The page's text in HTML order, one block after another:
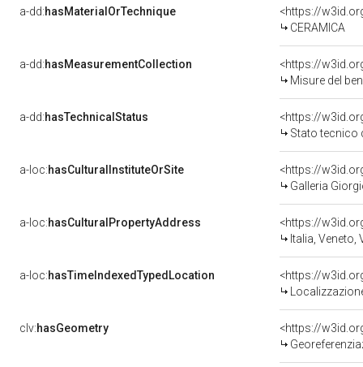
a-dd:hasMaterialOrTechnique
<https://
CERAMICA
a-dd:hasMeasurementCollection
<https://
Misure del
a-dd:hasTechnicalStatus
<https://
Stato tecnico
a-loc:hasCulturalInstituteOrSite
<https://
Galleria
a-loc:hasCulturalPropertyAddress
<https://
Italia, Veneto,
a-loc:hasTimeIndexedTypedLocation
<https://
clv:hasGeometry
<https://